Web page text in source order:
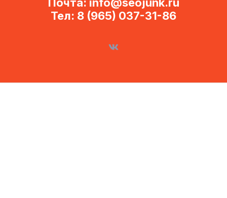
Тел: 8 (965) 037-31-86